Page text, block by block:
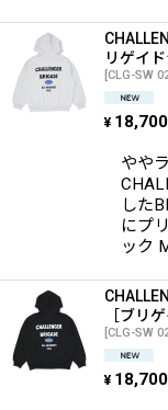
リゲイ
[CLG-SW
¥ 18,700
やや
した
にプ
ック
［ブリ
[CLG-SW
¥ 18,700